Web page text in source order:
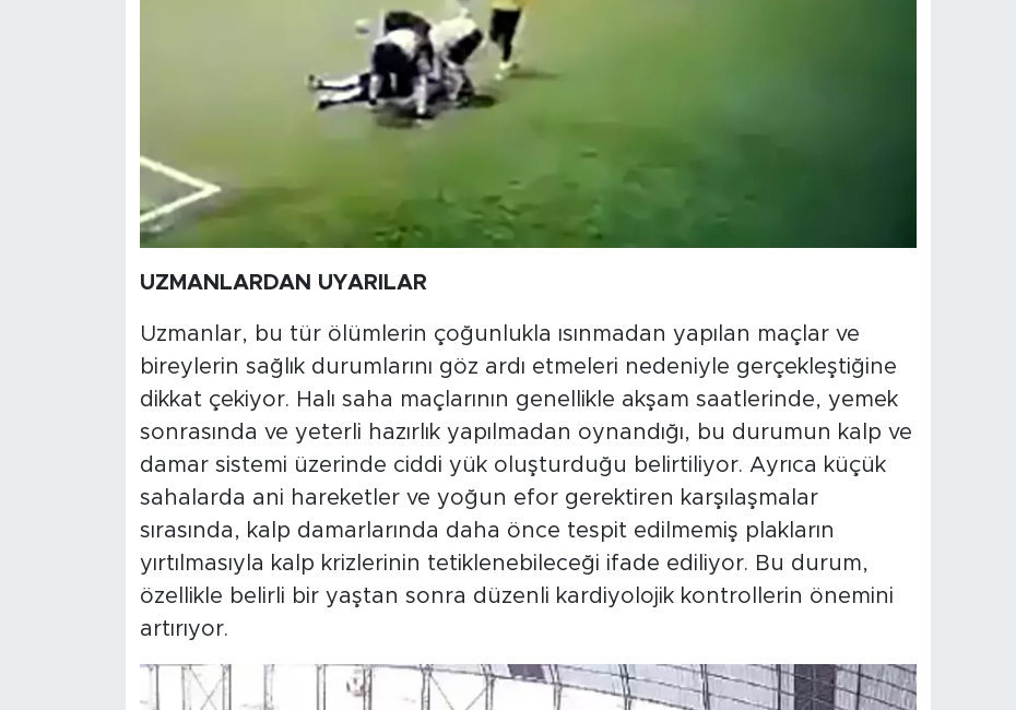
UZMANLARDAN UYARILAR
Uzmanlar, bu tür ölümlerin çoğunlukla ısınmadan yapılan maçlar ve
bireylerin sağlık durumlarını göz ardı etmeleri nedeniyle gerçekleştiğine
dikkat çekiyor. Halı saha maçlarının genellikle akşam saatlerinde, yemek
sonrasında ve yeterli hazırlık yapılmadan oynandığı, bu durumun kalp ve
damar sistemi üzerinde ciddi yük oluşturduğu belirtiliyor. Ayrıca küçük
sahalarda ani hareketler ve yoğun efor gerektiren karşılaşmalar
sırasında, kalp damarlarında daha önce tespit edilmemiş plakların
yırtılmasıyla kalp krizlerinin tetiklenebileceği ifade ediliyor. Bu durum,
özellikle belirli bir yaştan sonra düzenli kardiyolojik kontrollerin önemini
artırıyor.